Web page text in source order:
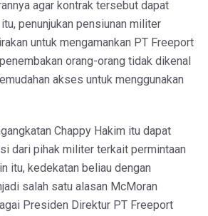
agar kontrak tersebut dapat
penunjukan pensiunan militer
untuk mengamankan PT Freeport
orang-orang tidak dikenal
akses untuk menggunakan
Chappy Hakim itu dapat
dari pihak militer terkait permintaan
itu, kedekatan beliau dengan
salah satu alasan McMoran
Presiden Direktur PT Freeport